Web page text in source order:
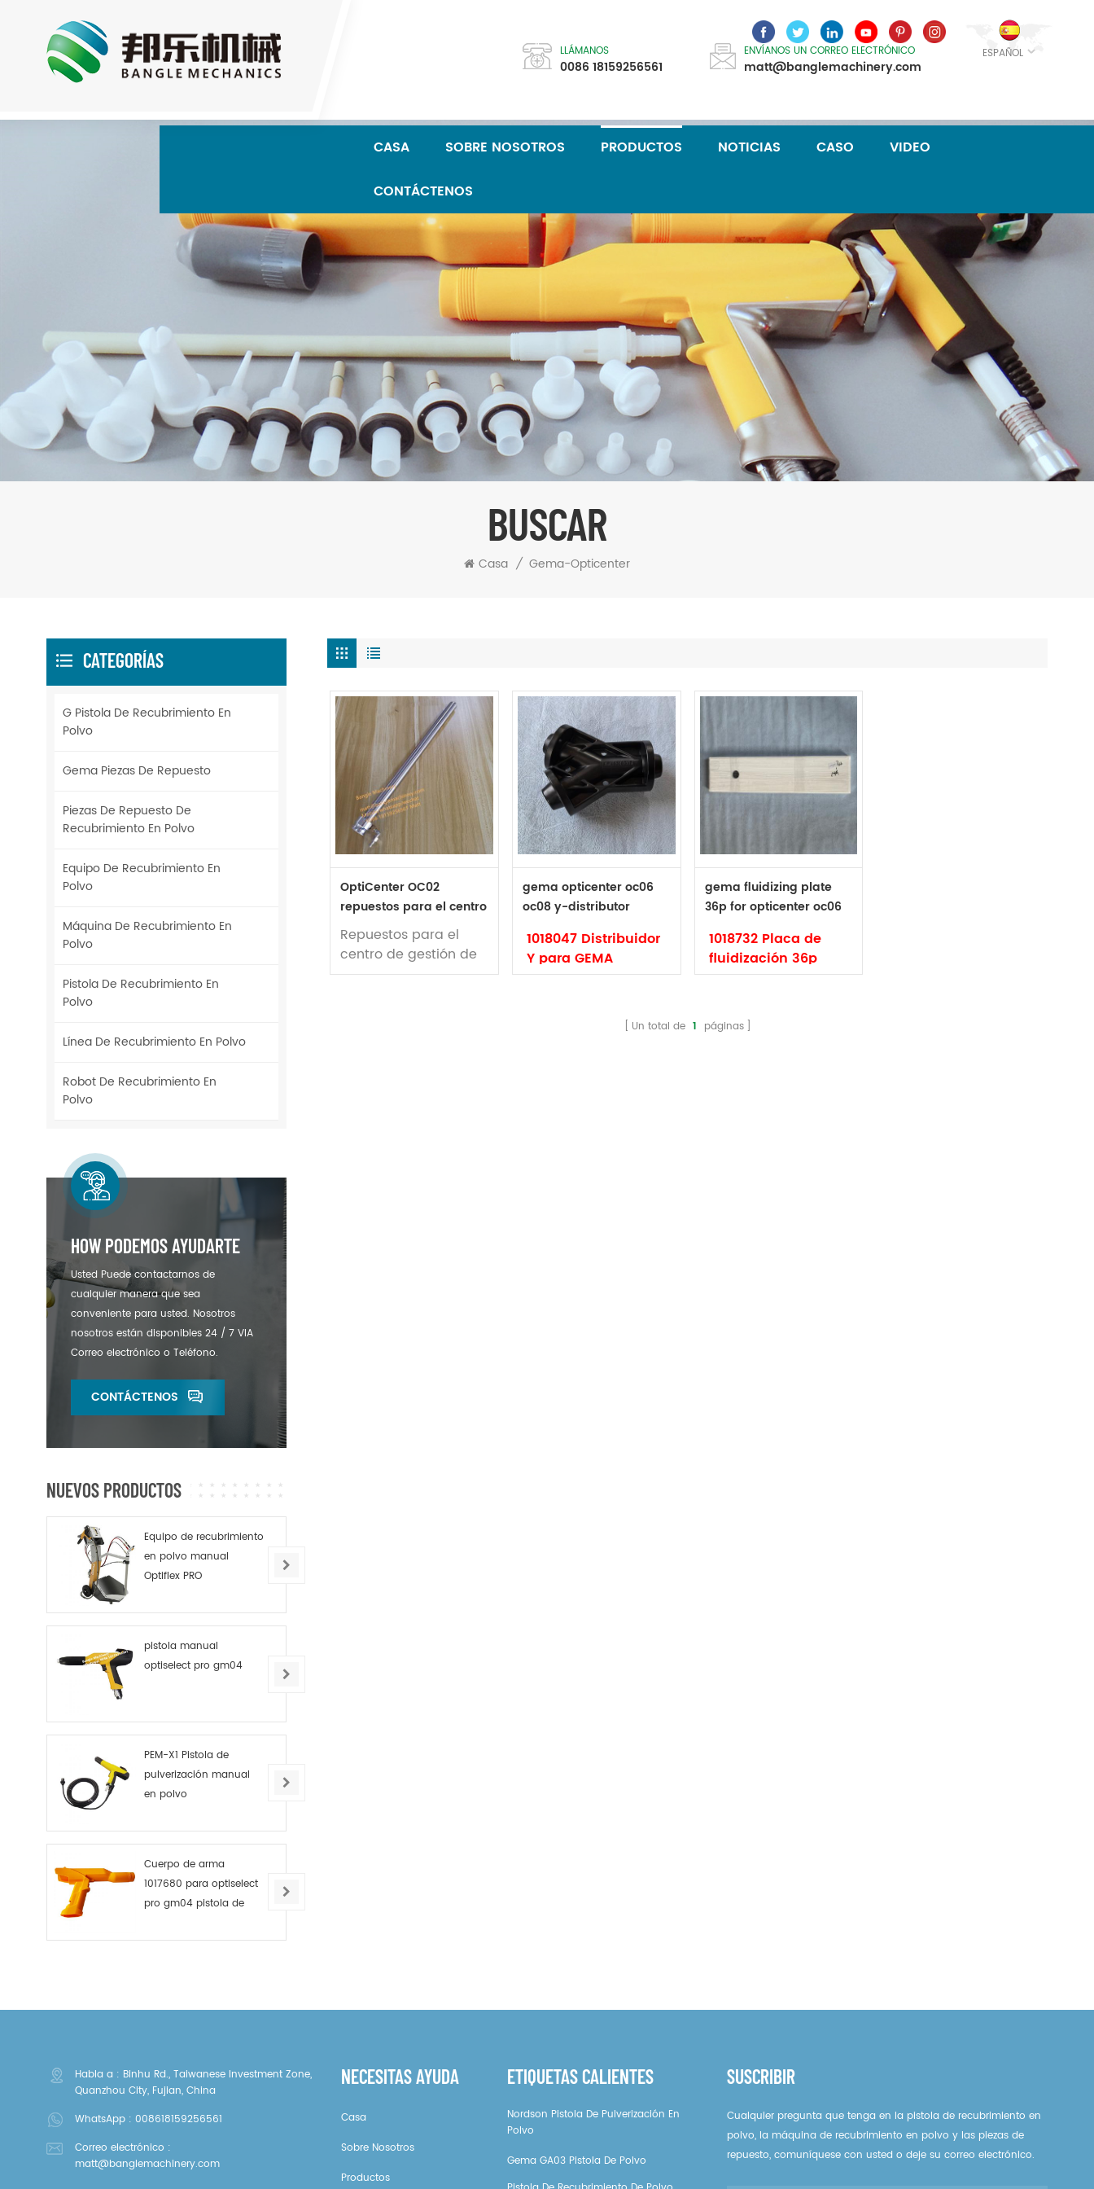
ESPAÑOL
LLÁMANOS
0086 18159256561
ENVÍANOS UN CORREO ELECTRÓNICO
matt@banglemachinery.com
CASA SOBRE NOSOTROS PRODUCTOS NOTICIAS CASO VIDEO
CONTÁCTENOS
BUSCAR
Casa / Gema-Opticenter
OptiCenter OC02
repuestos para el centro
de gestión de polvo
Repuestos para el
centro de gestión de
polvo Gema
gema opticenter oc06
oc08 y-distributor
1018047 Distribuidor
Y para GEMA
OPTICENTER OC06
Código: 1018047
gema fluidizing plate
36p for opticenter oc06
1018732 Placa de
fluidización 36p
para GEMA
Marca: Gema
Código: 1018732
Un total de 1 páginas
CATEGORÍAS
G Pistola De Recubrimiento En
Polvo
Gema Piezas De Repuesto
Piezas De Repuesto De
Recubrimiento En Polvo
Equipo De Recubrimiento En
Polvo
Máquina De Recubrimiento En
Polvo
Pistola De Recubrimiento En
Polvo
Línea De Recubrimiento En Polvo
Robot De Recubrimiento En
Polvo
HOW PODEMOS AYUDARTE
Usted Puede contactarnos de
cualquier manera que sea
conveniente para usted. Nosotros
nosotros están disponibles 24 / 7 VIA
Correo electrónico o Teléfono.
CONTÁCTENOS
NUEVOS PRODUCTOS
Equipo de recubrimiento
en polvo manual
Optiflex PRO
pistola manual
optiselect pro gm04
PEM-X1 Pistola de
pulverización manual
en polvo
Cuerpo de arma
1017680 para optiselect
pro gm04 pistola de
Habla a : Binhu Rd., Taiwanese Investment Zone,
Quanzhou City, Fujian, China
WhatsApp : 008618159256561
Correo electrónico :
matt@banglemachinery.com
SUSCRIBIR
Cualquier pregunta que tenga en la pistola de recubrimiento en
polvo, la máquina de recubrimiento en polvo y las piezas de
repuesto, comuníquese con usted o deje su correo electrónico.
NECESITAS AYUDA
Casa
Sobre Nosotros
Productos
ETIQUETAS CALIENTES
Nordson Pistola De Pulverización En
Polvo
Gema GA03 Pistola De Polvo